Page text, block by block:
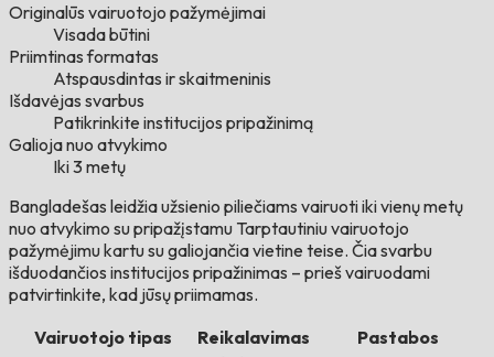
Originalūs vairuotojo pažymėjimai
Visada būtini
Priimtinas formatas
Atspausdintas ir skaitmeninis
Išdavėjas svarbus
Patikrinkite institucijos pripažinimą
Galioja nuo atvykimo
Iki 3 metų
Bangladešas leidžia užsienio piliečiams vairuoti iki vienų metų
nuo atvykimo su pripažįstamu Tarptautiniu vairuotojo
pažymėjimu kartu su galiojančia vietine teise. Čia svarbu
išduodančios institucijos pripažinimas – prieš vairuodami
patvirtinkite, kad jūsų priimamas.
Vairuotojo tipas
Reikalavimas
Pastabos